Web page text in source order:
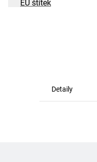
EU štítek
Detaily